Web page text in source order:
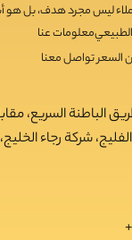
ليس مجرد هدف، بل هو
السعر
معلومات عنا
تواصل معنا
الباطنة السريع،